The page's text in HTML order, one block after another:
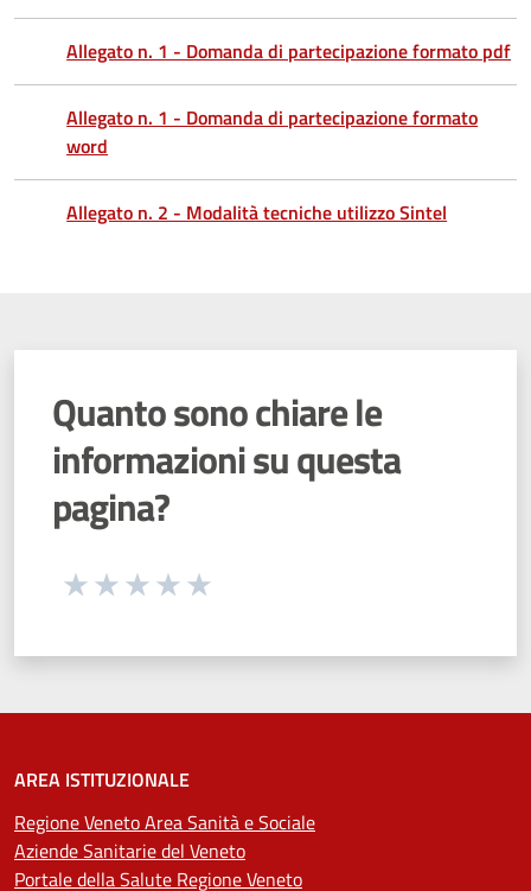
Allegato n. 1 - Domanda di partecipazione formato pdf
Allegato n. 1 - Domanda di partecipazione formato
word
Allegato n. 2 - Modalità tecniche utilizzo Sintel
Quanto sono chiare le
informazioni su questa
pagina?
Seleziona una valutazione da 1 a 5 stelle
AREA ISTITUZIONALE
Regione Veneto Area Sanità e Sociale
Aziende Sanitarie del Veneto
Portale della Salute Regione Veneto